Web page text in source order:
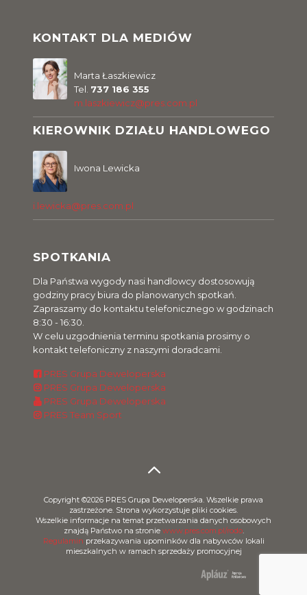
KONTAKT DLA MEDIÓW
Marta Łaszkiewicz
Tel. 737 186 355
m.laszkiewicz@pres.com.pl
KIEROWNIK DZIAŁU HANDLOWEGO
Iwona Lewicka
i.lewicka@pres.com.pl
SPOTKANIA
Dla Państwa wygody nasi handlowcy dostosowują
godziny pracy biura do planowanych spotkań.
Zapraszamy do kontaktu telefonicznego w godzinach
8:30 - 16:30.
W celu uzgodnienia terminu spotkania prosimy o
kontakt telefoniczny z naszymi doradcami.
PRES Grupa Deweloperska
PRES Grupa Deweloperska
PRES Grupa Deweloperska
PRES Team Sport
Copyright ©2026 PRES Grupa Deweloperska. Wszelkie prawa
zastrzeżone. Strona wykorzystuje pliki cookies.
Wszelkie informacje na temat przetwarzania danych osobowych
znajdą Państwo na stronie www.pres.com.pl/rodo.
Regulamin przekazywania upominków dla nabywców lokali
mieszkalnych w ramach sprzedaży promocyjnej